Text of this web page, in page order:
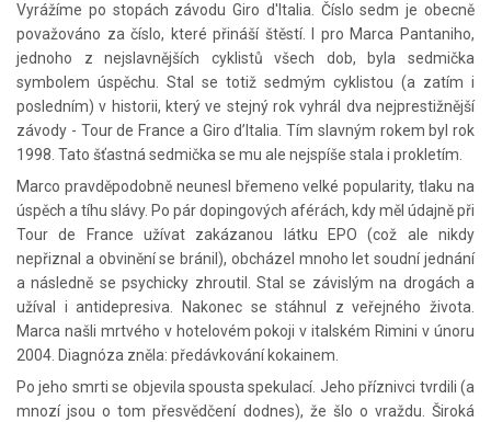
Vyrážíme po stopách závodu Giro d'Italia. Číslo sedm je obecně
považováno za číslo, které přináší štěstí. I pro Marca Pantaniho,
jednoho z nejslavnějších cyklistů všech dob, byla sedmička
symbolem úspěchu. Stal se totiž sedmým cyklistou (a zatím i
posledním) v historii, který ve stejný rok vyhrál dva nejprestižnější
závody - Tour de France a Giro d’Italia. Tím slavným rokem byl rok
1998. Tato šťastná sedmička se mu ale nejspíše stala i prokletím.
Marco pravděpodobně neunesl břemeno velké popularity, tlaku na
úspěch a tíhu slávy. Po pár dopingových aférách, kdy měl údajně při
Tour de France užívat zakázanou látku EPO (což ale nikdy
nepřiznal a obvinění se bránil), obcházel mnoho let soudní jednání
a následně se psychicky zhroutil. Stal se závislým na drogách a
užíval i antidepresiva. Nakonec se stáhnul z veřejného života.
Marca našli mrtvého v hotelovém pokoji v italském Rimini v únoru
2004. Diagnóza zněla: předávkování kokainem.
Po jeho smrti se objevila spousta spekulací. Jeho příznivci tvrdili (a
mnozí jsou o tom přesvědčení dodnes), že šlo o vraždu. Široká